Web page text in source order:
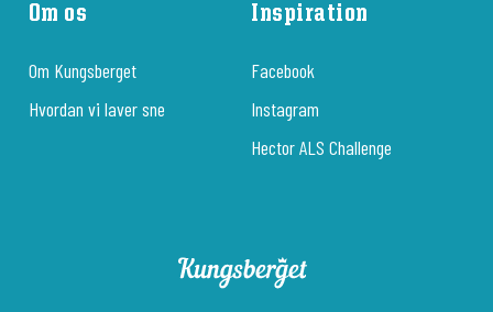
Om os
Om Kungsberget
Hvordan vi laver sne
Inspiration
Facebook
Instagram
Hector ALS Challenge